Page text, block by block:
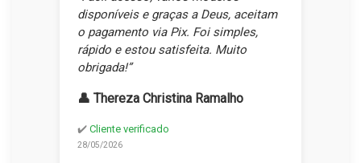
disponíveis e graças a Deus, aceitam
o pagamento via Pix. Foi simples,
rápido e estou satisfeita. Muito
obrigada!”
👤 Thereza Christina Ramalho
✔️ Cliente verificado
28/05/2026